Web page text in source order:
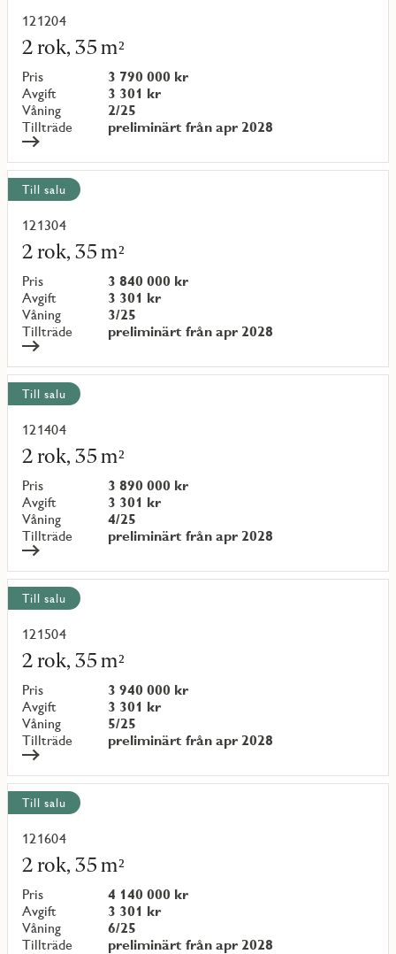
objekt
121204
2 rok, 35 m²
Pris
3 790 000 kr
Avgift
3 301 kr
Våning
2/25
Tillträde
preliminärt från apr 2028
Läs
mer
om
objekt
{objectNumber}
Till salu
121304
2 rok, 35 m²
Pris
3 840 000 kr
Avgift
3 301 kr
Våning
3/25
Tillträde
preliminärt från apr 2028
Läs
mer
om
objekt
{objectNumber}
Till salu
121404
2 rok, 35 m²
Pris
3 890 000 kr
Avgift
3 301 kr
Våning
4/25
Tillträde
preliminärt från apr 2028
Läs
mer
om
objekt
{objectNumber}
Till salu
121504
2 rok, 35 m²
Pris
3 940 000 kr
Avgift
3 301 kr
Våning
5/25
Tillträde
preliminärt från apr 2028
Läs
mer
om
objekt
{objectNumber}
Till salu
121604
2 rok, 35 m²
Pris
4 140 000 kr
Avgift
3 301 kr
Våning
6/25
Tillträde
preliminärt från apr 2028
Läs
mer
om
objekt
{objectNumber}